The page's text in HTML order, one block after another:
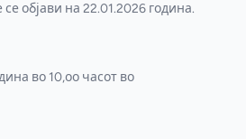
се објави на 22.01.2026 година.
во 10,оо часот во